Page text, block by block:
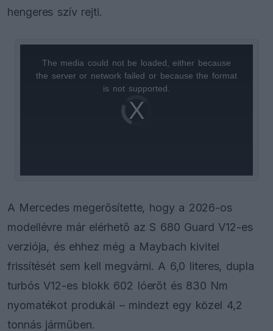
hengeres szív rejti.
Video
Player
loading.
The media could not be loaded, either because
the server or network failed or because the format
is not supported.
A Mercedes megerősítette, hogy a 2026-os
modellévre már elérhető az S 680 Guard V12-es
verziója, és ehhez még a Maybach kivitel
frissítését sem kell megvárni. A 6,0 literes, dupla
turbós V12-es blokk 602 lóerőt és 830 Nm
nyomatékot produkál – mindezt egy közel 4,2
tonnás járműben.